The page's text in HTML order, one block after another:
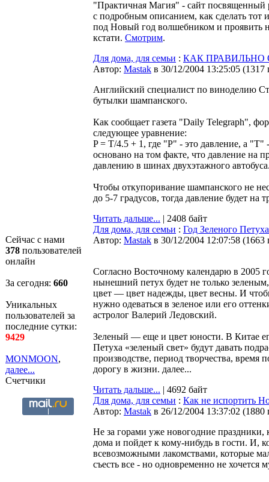
Сейчас с нами
378 пользователей
онлайн
За сегодня: 660
Уникальных
пользователей за
последние сутки:
9429
MONMOON,
далее...
Счетчики
"Практичная Магия" - сайт посвященный
с подробным описанием, как сделать тот
под Новый год волшебником и проявить
кстати. Смотрим.
Для дома, для семьи : КАК
Автор: Мastak в 30/12/2004 13:25:05 (1317
Английский специалист по виноделию
бутылки шампанского.
Как сообщает газета "Daily Telegraph",
следующее уравнение:
P = T/4.5 + 1, где "Р" - это давление, а "Т"
основано на том факте, что давление на
давлению в шинах двухэтажного
Чтобы откупоривание шампанского не
до 5-7 градусов, тогда давление будет
Читать дальше... | 2408 байт
Для дома, для семьи : Год Зеленого
Автор: Мastak в 30/12/2004 12:07:58 (1663
Согласно Восточному календарю в 2005
нынешний петух будет не только
цвет — цвет надежды, цвет весны. И
нужно одеваться в зеленое или его
астролог Валерий Ледовский.
Зеленый — еще и цвет юности. В Китае
Петуха «зеленый свет» будут давать
производстве, период творчества, время
дорогу в жизни. далее...
Читать дальше... | 4692 байт
Для дома, для семьи : Как не испортить
Автор: Мastak в 26/12/2004 13:37:02 (1880
Не за горами уже новогодние праздники,
дома и пойдет к кому-нибудь в гости. И,
всевозможными лакомствами, которые
съесть все - но одновременно не хочется